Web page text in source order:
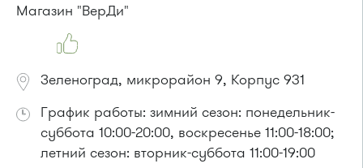
Магазин "ВерДи"
Зеленоград, микрорайон 9, Корпус 931
График работы: зимний сезон: понедельник-
суббота 10:00-20:00, воскресенье 11:00-18:00;
летний сезон: вторник-суббота 11:00-19:00